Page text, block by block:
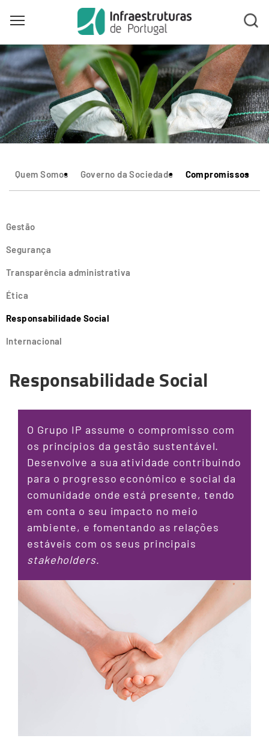
Skip
to
main
content
Toggle main menu visibility
Quem Somos Governo da Sociedade Compromissos
Gestão
Segurança
Transparência administrativa
Ética
Responsabilidade Social
Internacional
Responsabilidade Social
O Grupo IP assume o compromisso com
os princípios da gestão sustentável.
Desenvolve a sua atividade contribuindo
para o progresso económico e social da
comunidade onde está presente, tendo
em conta o seu impacto no meio
ambiente, e fomentando as relações
estáveis com os seus principais
stakeholders.